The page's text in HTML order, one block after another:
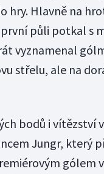
hry. Hlavně na
půli potkal s
vyznamenal
střelu, ale na
bodů i vítězství
Jungr, který
gólem